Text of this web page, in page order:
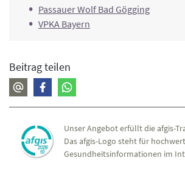
Passauer Wolf Bad Gögging
VPKA Bayern
Beitrag teilen
Unser Angebot erfüllt die afgis-
Das afgis-Logo steht für
Gesundheitsinformationen im